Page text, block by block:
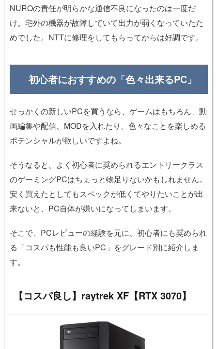
NUROの責任が明らかな通信不良になったのは一度だ
け。宅外の機器が故障していて出力が弱くなっていたた
めでした。NTTに修理をしてもらってからは好調です。
初心者におすすめの「色々出来るPC」
せっかくの新しいPCを買うなら、ゲームはもちろん、動
画編集や配信、MODを入れたり、色々なことを楽しめる
ポテンシャルが欲しいですよね。
そうなると、よく初心者に奨められるエントリークラス
のゲーミングPCはちょっと物足りないかもしれません。
安く買えたとしてもスペックが低くてやりたいことが出
来ないと、PC自体が嫌いになってしまいます。
そこで、PCレビューの経験を元に、初心者にも奨められ
る「コスパも性能も良いPC」をグレード別に紹介しま
す。
【コスパ良し】raytrek XF【RTX 3070】